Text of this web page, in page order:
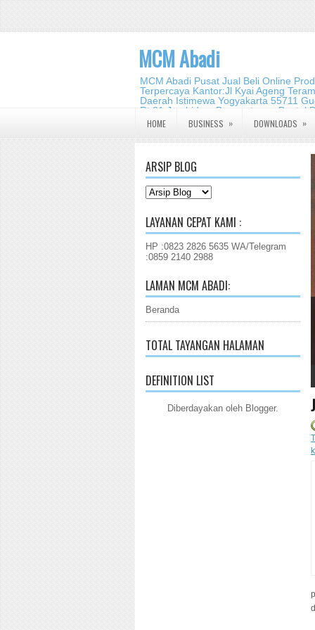
MCM Abadi
MCM Abadi Pusat Jual Beli Online
Terpercaya Kantor:Jl Kyai Ageng
Daerah Istimewa Yogyakarta 55711
Rt.01,Jambidan,
2140 2988
HOME BUSINESS » DOWNLOADS »
ARSIP BLOG
LAYANAN CEPAT KAMI :
HP :0823 2826 5635 WA/Telegram
:0859 2140 2988
LAMAN MCM ABADI:
Beranda
TOTAL TAYANGAN HALAMAN
DEFINITION LIST
Diberdayakan oleh Blogger.
1 2 3 4 5